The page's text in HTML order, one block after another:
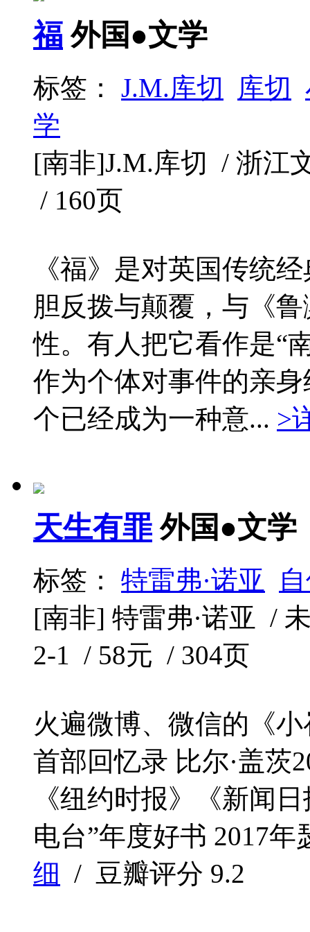
福 外国●文学
标签： J.M.库切 库切
学
[南非]J.M.库切 / 浙江
/ 160页
《福》是对英国传统
胆反拨与颠覆，与《
性。有人把它看作是“
作为个体对事件的亲
个已经成为一种意... >
天生有罪 外国●文学
标签： 特雷弗·诺亚
[南非] 特雷弗·诺亚 /
2-1 / 58元 / 304页
火遍微博、微信的《
首部回忆录 比尔·盖茨
《纽约时报》《新闻
电台”年度好书 2017
细 / 豆瓣评分 9.2